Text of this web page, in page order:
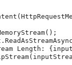
Length: